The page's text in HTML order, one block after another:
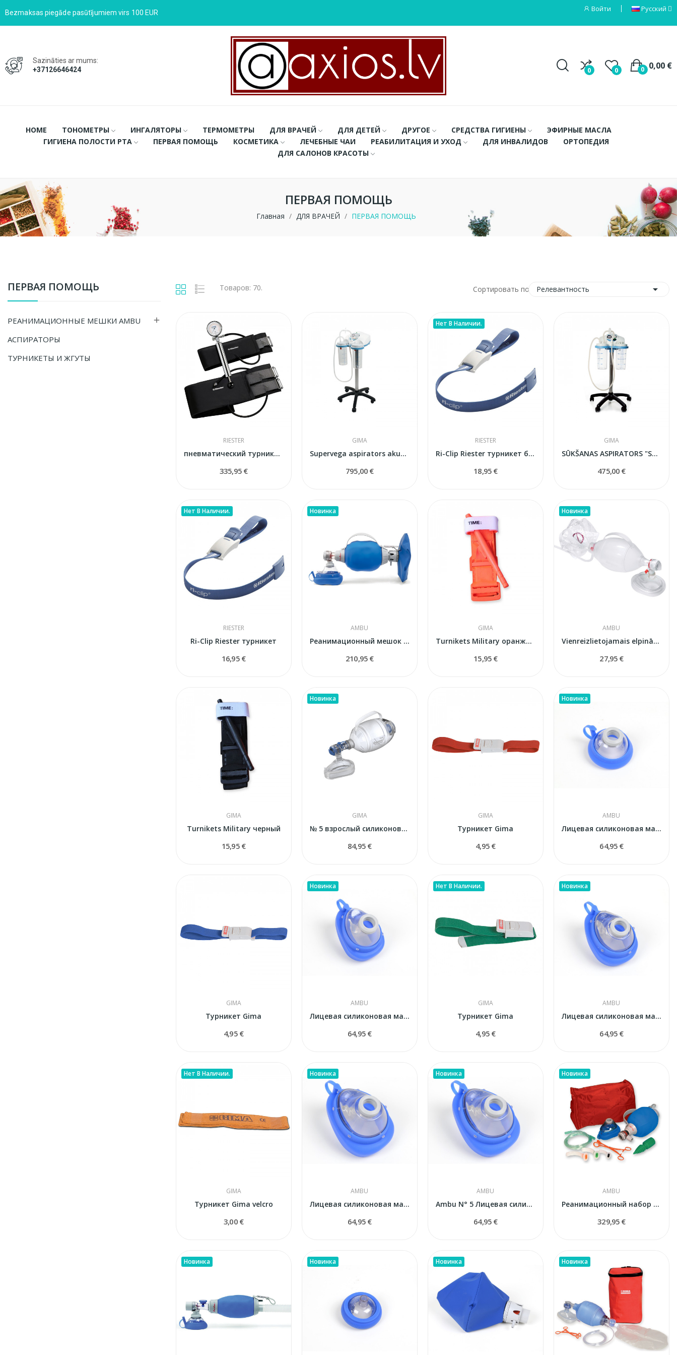
Bezmaksas piegāde pasūtījumiem virs 100 EUR Войти Русский
Sazināties ar mums:
+37126646424
0 0 0,00 €
0
HOME ТОНОМЕТРЫ ИНГАЛЯТОРЫ ТЕРМОМЕТРЫ ДЛЯ ВРАЧЕЙ ДЛЯ ДЕТЕЙ ДРУГОЕ СРЕДСТВА ГИГИЕНЫ
ЭФИРНЫЕ МАСЛА
ГИГИЕНА ПОЛОСТИ РТА
ПЕРВАЯ ПОМОЩЬ КОСМЕТИКА ЛЕЧЕБНЫЕ ЧАИ РЕАБИЛИТАЦИЯ И УХОД ДЛЯ ИНВАЛИДОВ
ОРТОПЕДИЯ
ДЛЯ САЛОНОВ КРАСОТЫ
ПЕРВАЯ ПОМОЩЬ
Главная ДЛЯ ВРАЧЕЙ ПЕРВАЯ ПОМОЩЬ
ПЕРВАЯ ПОМОЩЬ
РЕАНИМАЦИОННЫЕ МЕШКИ AMBU 
АСПИРАТОРЫ
ТУРНИКЕТЫ И ЖГУТЫ
Товаров: 70. Сортировать по: Релевантность 
RIESTER
пневматический турникет RIESTER
335,95 €
GIMA
Supervega aspirators akumulatora
795,00 €
Нет В Наличии.
RIESTER
Ri-Clip Riester турникет без латекса
18,95 €
GIMA
SŪKŠANAS ASPIRATORS "SUPER VEGA UZ RATIŅIEM"
475,00 €
Нет В Наличии.
RIESTER
Ri-Clip Riester турникет
16,95 €
Новинка
AMBU
Реанимационный мешок Ambu Mark IV для взрослых...
210,95 €
GIMA
Turnikets Military оранжевый
15,95 €
Новинка
AMBU
Vienreizlietojamais elpināšanas maiss Ambu SPUR...
27,95 €
GIMA
Turnikets Military черный
15,95 €
Новинка
GIMA
№ 5 взрослый силиконовый реанимационный мешок с...
84,95 €
GIMA
Турникет Gima
4,95 €
Новинка
AMBU
Лицевая силиконовая маска Ambu Baby N° 0 (для...
64,95 €
GIMA
Турникет Gima
4,95 €
Новинка
AMBU
Лицевая силиконовая маска Ambu N° 2 (детская)
64,95 €
Нет В Наличии.
GIMA
Турникет Gima
4,95 €
Новинка
AMBU
Лицевая силиконовая маска Ambu N° 3/4 (взрослая...
64,95 €
Нет В Наличии.
GIMA
Турникет Gima velcro
3,00 €
Новинка
AMBU
Лицевая силиконовая маска Ambu N° 6 (взрослая...
64,95 €
Новинка
AMBU
Ambu N° 5 Лицевая силиконовая маска (взрослая)
64,95 €
Новинка
AMBU
Реанимационный набор с мешком Ambu Mark IV в...
329,95 €
Новинка Новинка Новинка Новинка